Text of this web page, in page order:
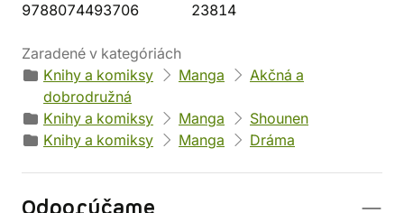
9788074493706
23814
Zaradené v kategóriách
Knihy a komiksy
Manga
Akčná a
dobrodružná
Knihy a komiksy
Manga
Shounen
Knihy a komiksy
Manga Dráma